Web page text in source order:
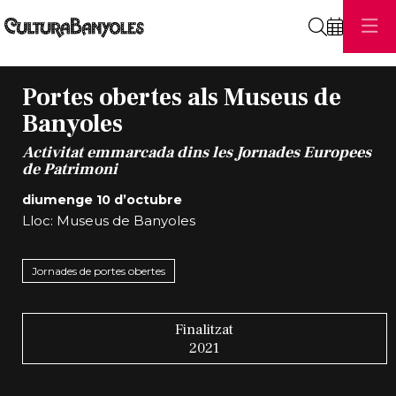
Portes obertes als Museus de
Banyoles
Activitat emmarcada dins les Jornades Europees
de Patrimoni
diumenge 10 d’octubre
Lloc: Museus de Banyoles
Jornades de portes obertes
Finalitzat
2021